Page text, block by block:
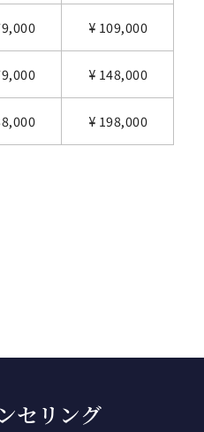
¥ 109,000
¥ 148,000
¥ 198,000
セリング